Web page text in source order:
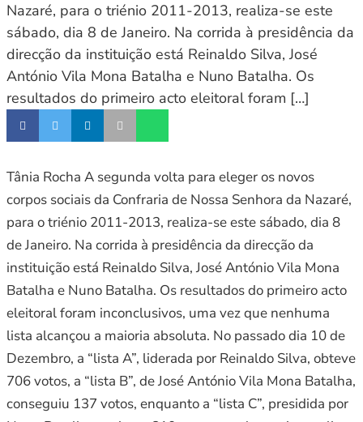
Nazaré, para o triénio 2011-2013, realiza-se este
sábado, dia 8 de Janeiro. Na corrida à presidência da
direcção da instituição está Reinaldo Silva, José
António Vila Mona Batalha e Nuno Batalha. Os
resultados do primeiro acto eleitoral foram […]
Tânia Rocha A segunda volta para eleger os novos
corpos sociais da Confraria de Nossa Senhora da Nazaré,
para o triénio 2011-2013, realiza-se este sábado, dia 8
de Janeiro. Na corrida à presidência da direcção da
instituição está Reinaldo Silva, José António Vila Mona
Batalha e Nuno Batalha. Os resultados do primeiro acto
eleitoral foram inconclusivos, uma vez que nenhuma
lista alcançou a maioria absoluta. No passado dia 10 de
Dezembro, a “lista A”, liderada por Reinaldo Silva, obteve
706 votos, a “lista B”, de José António Vila Mona Batalha,
conseguiu 137 votos, enquanto a “lista C”, presidida por